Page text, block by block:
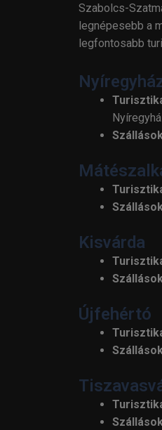
Szabolcs-
legnépesebb a
legfontosabb
Kisvárda
Újfehértó